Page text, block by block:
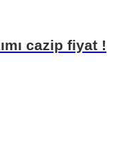
cazip fiyat !